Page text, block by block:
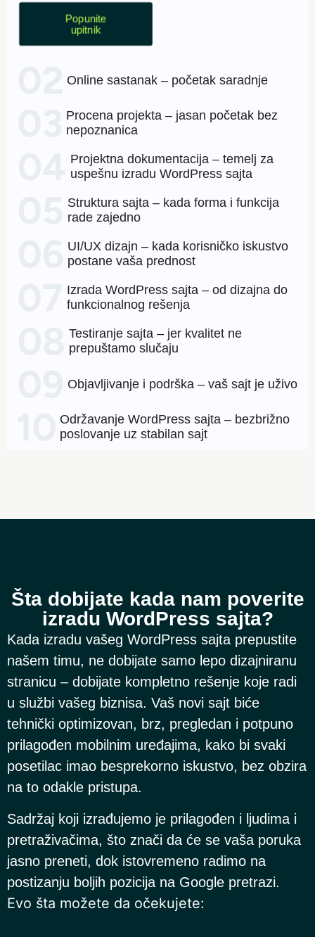
Popunite
upitnik
Online sastanak – početak saradnje
Procena projekta – jasan početak bez
nepoznanica
Projektna dokumentacija – temelj za
uspešnu izradu WordPress sajta
Struktura sajta – kada forma i funkcija
rade zajedno
UI/UX dizajn – kada korisničko iskustvo
postane vaša prednost
Izrada WordPress sajta – od dizajna do
funkcionalnog rešenja
Testiranje sajta – jer kvalitet ne
prepuštamo slučaju
Objavljivanje i podrška – vaš sajt je uživo
Održavanje WordPress sajta – bezbrižno
poslovanje uz stabilan sajt
Šta dobijate kada nam poverite
izradu WordPress sajta?
Kada izradu vašeg WordPress sajta prepustite
našem timu, ne dobijate samo lepo dizajniranu
stranicu – dobijate kompletno rešenje koje radi
u službi vašeg biznisa. Vaš novi sajt biće
tehnički optimizovan, brz, pregledan i potpuno
prilagođen mobilnim uređajima, kako bi svaki
posetilac imao besprekorno iskustvo, bez obzira
na to odakle pristupa.
Sadržaj koji izrađujemo je prilagođen i ljudima i
pretraživačima, što znači da će se vaša poruka
jasno preneti, dok istovremeno radimo na
postizanju boljih pozicija na Google pretrazi.
Evo šta možete da očekujete: